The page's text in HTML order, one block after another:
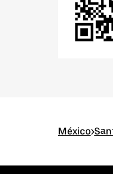
México>